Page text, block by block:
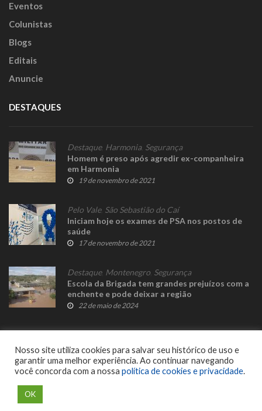
Eventos
Colunistas
Blogs
Editais
Anuncie
DESTAQUES
Destaque, Harmonia, Segurança
Homem é preso após agredir ex-companheira
em Harmonia
19 de novembro de 2021
Pelo Vale, São Sebastião do Caí
Iniciam hoje os exames de PSA nos postos de
saúde
17 de novembro de 2021
Destaque, Montenegro Segurança
Escola da Brigada tem grandes prejuízos com a
enchente e pode deixar a região
22 de maio de 2024
Nosso site utiliza cookies para salvar seu histórico de uso e
garantir uma melhor experiência. Ao continuar navegando
você concorda com a nossa política de cookies e privacidade.
OK